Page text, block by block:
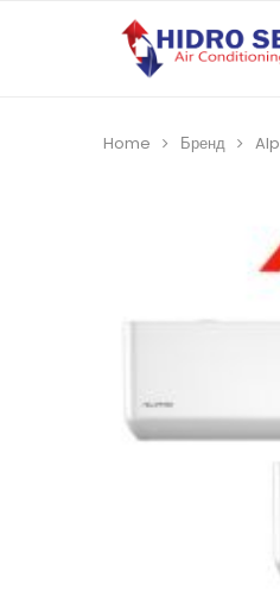
Home Бренд